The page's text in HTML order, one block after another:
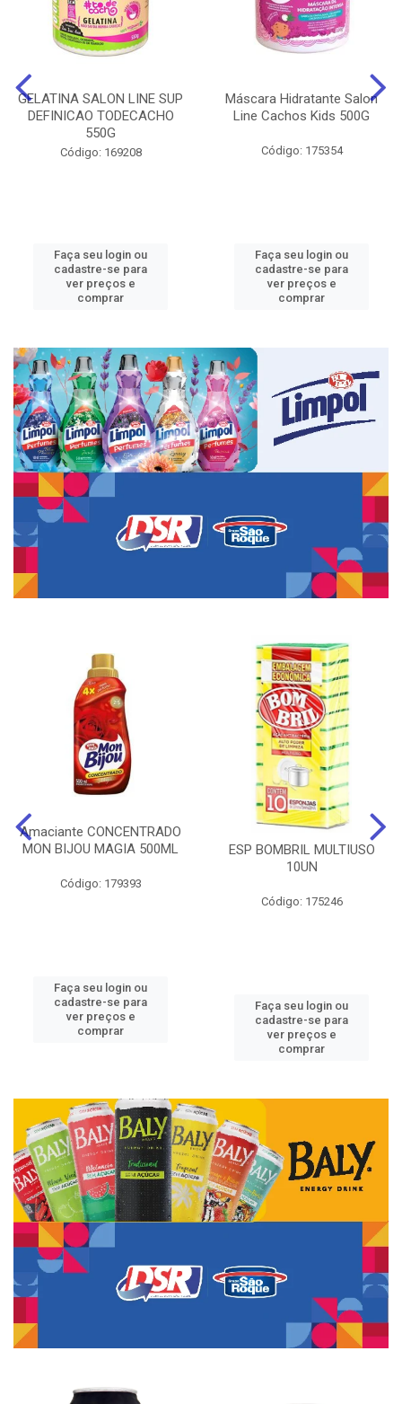
GELATINA SALON LINE SUP
DEFINICAO TODECACHO
550G
Código: 169208
Faça seu login ou
cadastre-se para
ver preços e
comprar
Máscara Hidratante Salon
Line Cachos Kids 500G
Código: 175354
Faça seu login ou
cadastre-se para
ver preços e
comprar
Amaciante CONCENTRADO
MON BIJOU MAGIA 500ML
Código: 179393
Faça seu login ou
cadastre-se para
ver preços e
comprar
ESP BOMBRIL MULTIUSO
10UN
Código: 175246
Faça seu login ou
cadastre-se para
ver preços e
comprar